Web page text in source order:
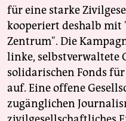
für eine starke
kooperiert deshalb
Zentrum". Die
linke, selbstverwaltete
solidarischen Fonds
auf. Eine offene
zugänglichen